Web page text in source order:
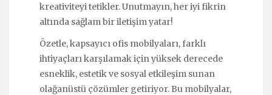
kreativiteyi tetikler. Unutmayın, her iyi fikrin
altında sağlam bir iletişim yatar!
Özetle, kapsayıcı ofis mobilyaları, farklı
ihtiyaçları karşılamak için yüksek derecede
esneklik, estetik ve sosyal etkileşim sunan
olağanüstü çözümler getiriyor. Bu mobilyalar,